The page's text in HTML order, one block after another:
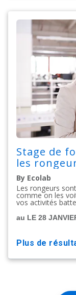
Stage de
les
By Ecolab
Les rongeurs
comme on les
vos activités
au LE 28
plus de